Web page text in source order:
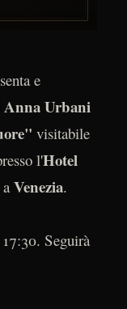
e
Anna Urbani
visitabile
l'Hotel
Venezia.
Seguirà